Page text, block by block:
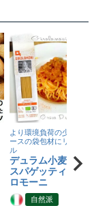
より環境負荷の少ない紙
ースの袋包材にリニュー
ル
デュラム小麦 有
スパゲッティ／ジ
ロモーニ
自然派